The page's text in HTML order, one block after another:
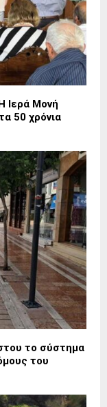
Ιερά Μονή
50 χρόνια
το σύστημα
του